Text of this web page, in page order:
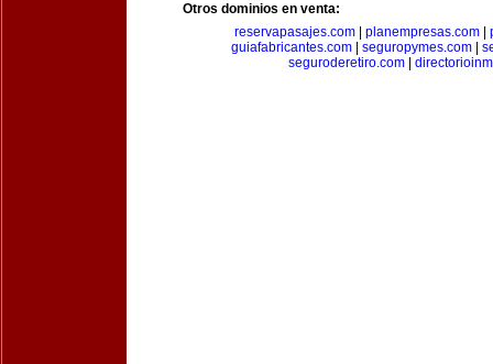
Otros dominios en venta:
reservapasajes.com
planempresas.com
guiafabricantes.com| seguropymes.com|
seguroderetiro.com|